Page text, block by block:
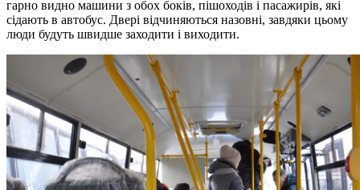
гарно видно машини з обох боків, пішоходів і пасажирів, які
сідають в автобус. Двері відчиняються назовні, завдяки цьому
люди будуть швидше заходити і виходити.